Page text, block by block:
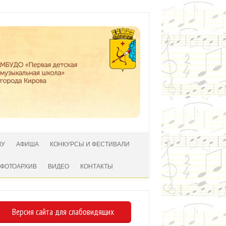
АФИША КОНКУРСЫ И ФЕСТИВАЛИ
ФОТОАРХИВ ВИДЕО КОНТАКТЫ
Версия сайта для слабовидящих